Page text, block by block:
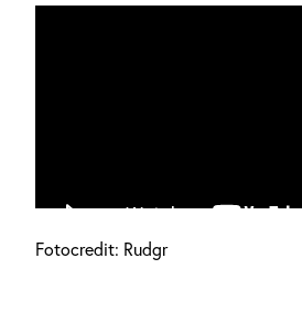
Fotocredit: Rudgr